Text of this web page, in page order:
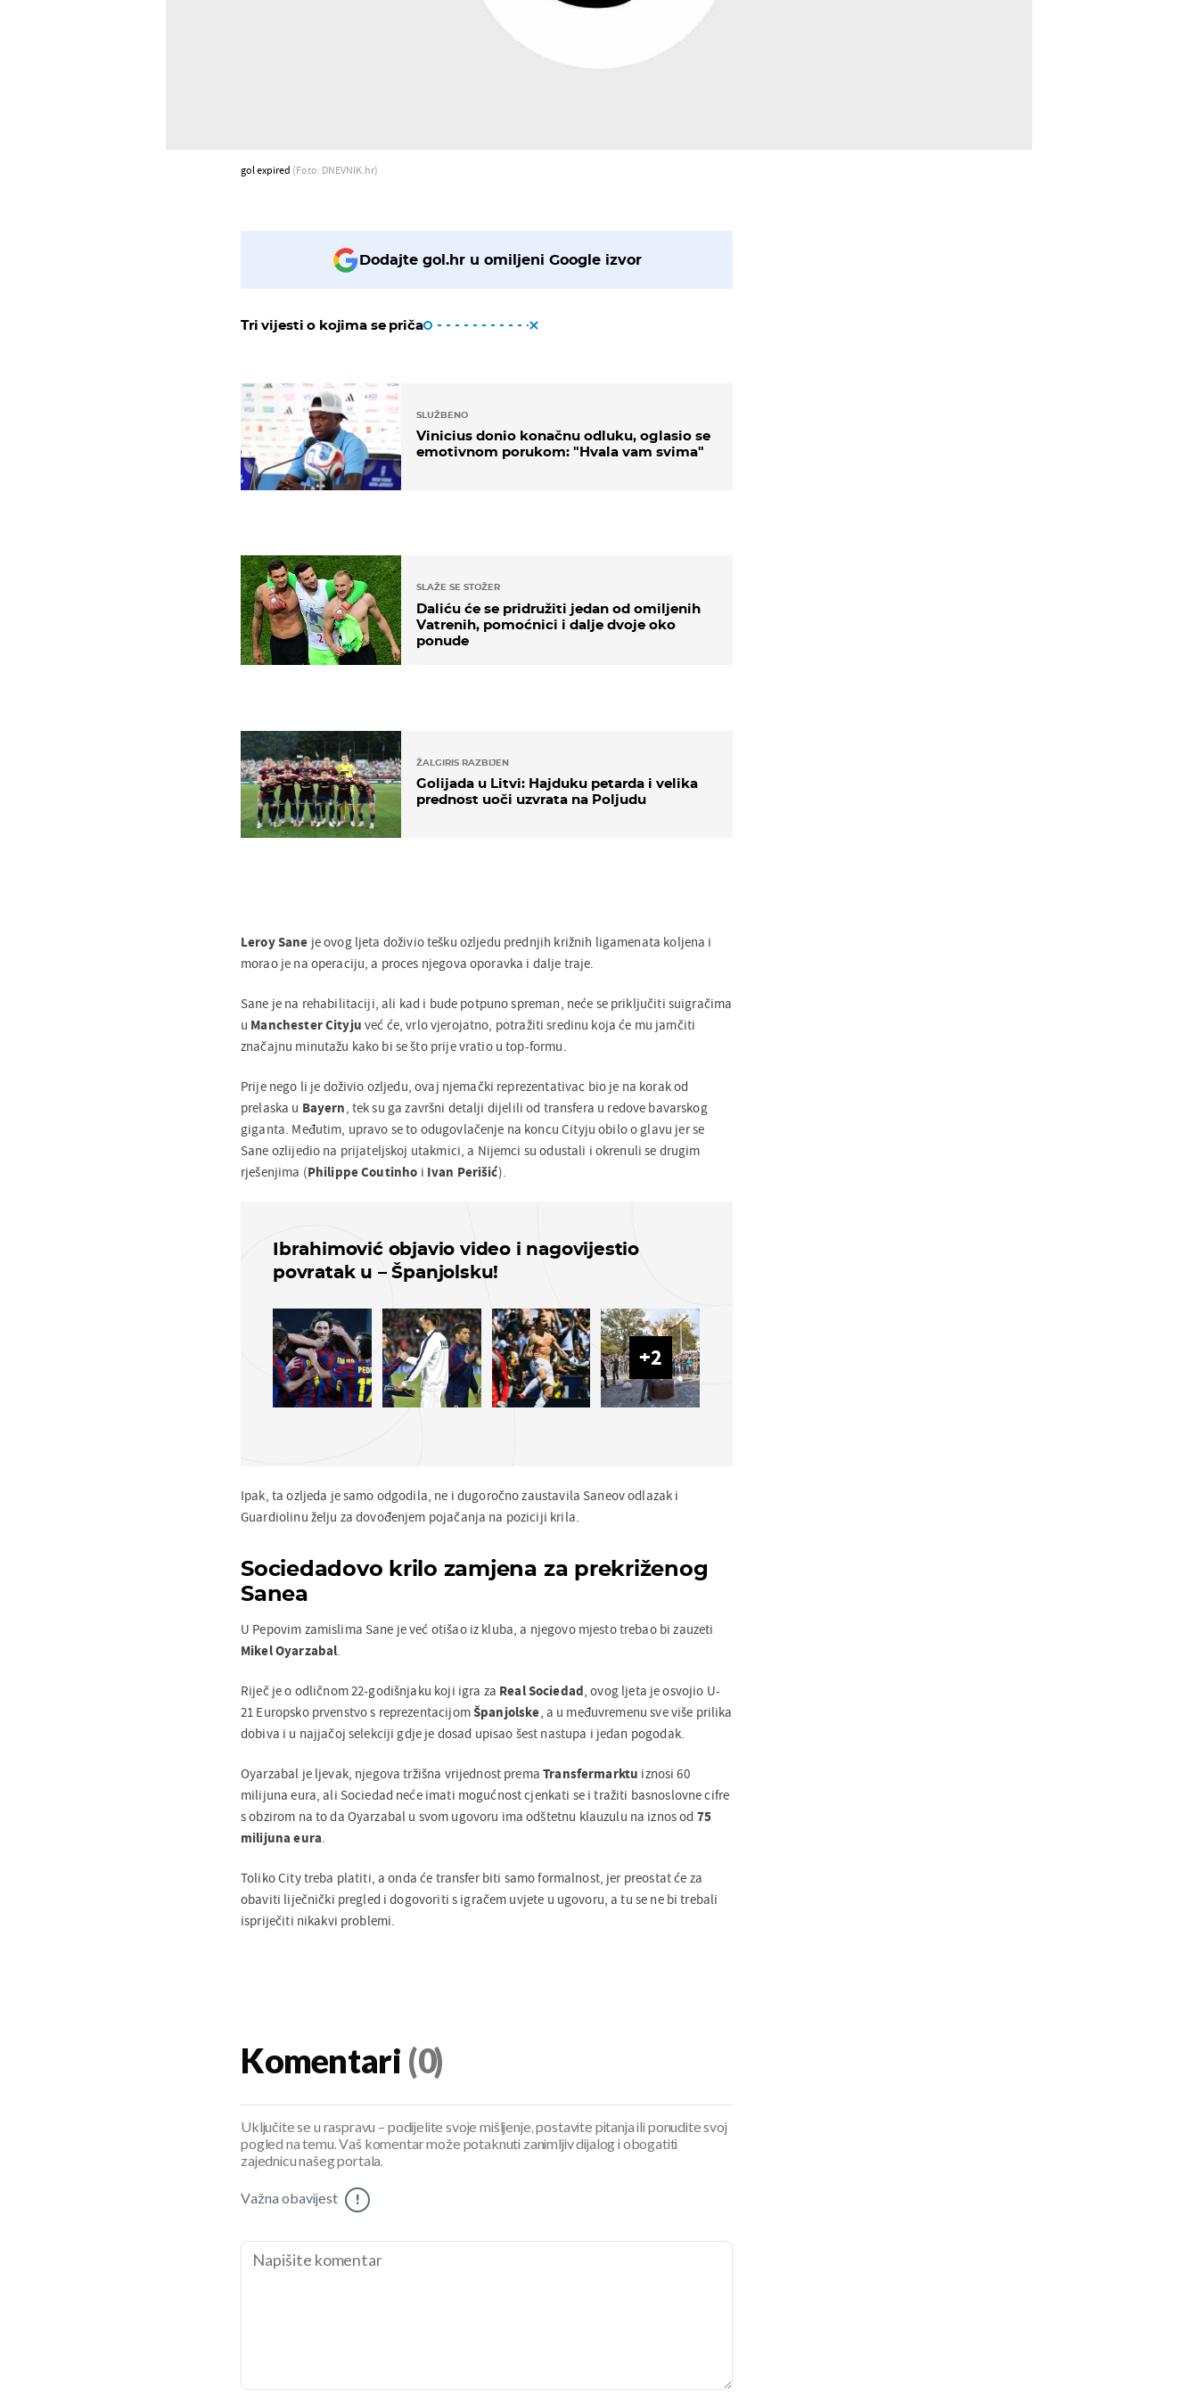
gol expired (Foto: DNEVNIK.hr)
Dodajte gol.hr u omiljeni Google izvor
Tri vijesti o kojima se priča
SLUŽBENO
Vinicius donio konačnu odluku, oglasio se
emotivnom porukom: "Hvala vam svima"
SLAŽE SE STOŽER
Daliću će se pridružiti jedan od omiljenih
Vatrenih, pomoćnici i dalje dvoje oko
ponude
ŽALGIRIS RAZBIJEN
Golijada u Litvi: Hajduku petarda i velika
prednost uoči uzvrata na Poljudu
Leroy Sane je ovog ljeta doživio tešku ozljedu prednjih križnih ligamenata koljena i
morao je na operaciju, a proces njegova oporavka i dalje traje.
Sane je na rehabilitaciji, ali kad i bude potpuno spreman, neće se priključiti suigračima
u Manchester Cityju već će, vrlo vjerojatno, potražiti sredinu koja će mu jamčiti
značajnu minutažu kako bi se što prije vratio u top-formu.
Prije nego li je doživio ozljedu, ovaj njemački reprezentativac bio je na korak od
prelaska u Bayern, tek su ga završni detalji dijelili od transfera u redove bavarskog
giganta. Međutim, upravo se to odugovlačenje na koncu Cityju obilo o glavu jer se
Sane ozlijedio na prijateljskoj utakmici, a Nijemci su odustali i okrenuli se drugim
rješenjima (Philippe Coutinho i Ivan Perišić).
Ibrahimović objavio video i nagovijestio
povratak u – Španjolsku!
+2
Ipak, ta ozljeda je samo odgodila, ne i dugoročno zaustavila Saneov odlazak i
Guardiolinu želju za dovođenjem pojačanja na poziciji krila.
Sociedadovo krilo zamjena za prekriženog
Sanea
U Pepovim zamislima Sane je već otišao iz kluba, a njegovo mjesto trebao bi zauzeti
Mikel Oyarzabal
Riječ je o odličnom 22-godišnjaku koji igra za Real Sociedad , ovog ljeta je osvojio U-
21 Europsko prvenstvo s reprezentacijomŠpanjolske , a u međuvremenu sve više prilika
dobiva i u najjačoj selekciji gdje je dosad upisao šest nastupa i jedan pogodak.
Oyarzabal je ljevak, njegova tržišna vrijednost premaTransfermarktu iznosi 60
milijuna eura, ali Sociedad neće imati mogućnost cjenkati se i tražiti basnoslovne cifre
s obzirom na to da Oyarzabal u svom ugovoru ima odštetnu klauzulu na iznos od 75
milijuna eura
Toliko City treba platiti, a onda će transfer biti samo formalnost, jer preostat će za
obaviti liječnički pregled i dogovoriti s igračem uvjete u ugovoru, a tu se ne bi trebali
ispriječiti nikakvi problemi.
Komentari (0)
Uključite se u raspravu – podijelite svoje mišljenje, postavite pitanja ili ponudite svoj
pogled na temu. Vaš komentar može potaknuti zanimljiv dijalog i obogatiti
zajednicu našeg portala.
Važna obavijest !